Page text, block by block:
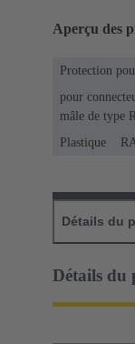
Aperçu des
Protection
pour
mâle de type R
Plastique
Détails du
Détails du